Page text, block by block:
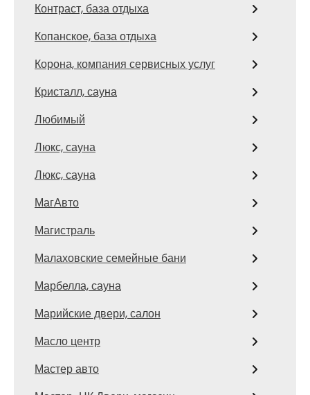
Контраст, база отдыха
Копанское, база отдыха
Корона, компания сервисных услуг
Кристалл, сауна
Любимый
Люкс, сауна
Люкс, сауна
МагАвто
Магистраль
Малаховские семейные бани
Марбелла, сауна
Марийские двери, салон
Масло центр
Мастер авто